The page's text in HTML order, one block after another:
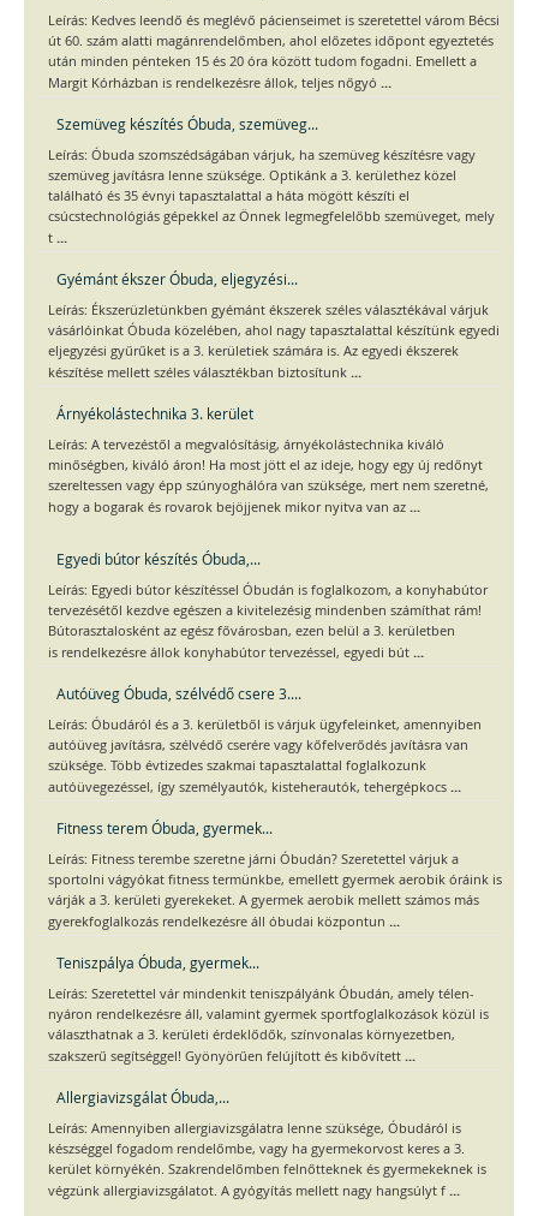
Leírás: Kedves leendő és meglévő pácienseimet is szeretettel várom Bécsi
út 60. szám alatti magánrendelőmben, ahol előzetes időpont egyeztetés
után minden pénteken 15 és 20 óra között tudom fogadni. Emellett a
Margit Kórházban is rendelkezésre állok, teljes nőgyó ...
Szemüveg készítés Óbuda, szemüveg...
Leírás: Óbuda szomszédságában várjuk, ha szemüveg készítésre vagy
szemüveg javításra lenne szüksége. Optikánk a 3. kerülethez közel
található és 35 évnyi tapasztalattal a háta mögött készíti el
csúcstechnológiás gépekkel az Önnek legmegfelelőbb szemüveget, mely
t ...
Gyémánt ékszer Óbuda, eljegyzési...
Leírás: Ékszerüzletünkben gyémánt ékszerek széles választékával várjuk
vásárlóinkat Óbuda közelében, ahol nagy tapasztalattal készítünk egyedi
eljegyzési gyűrűket is a 3. kerületiek számára is. Az egyedi ékszerek
készítése mellett széles választékban biztosítunk ...
Árnyékolástechnika 3. kerület
Leírás: A tervezéstől a megvalósításig, árnyékolástechnika kiváló
minőségben, kiváló áron! Ha most jött el az ideje, hogy egy új redőnyt
szereltessen vagy épp szúnyoghálóra van szüksége, mert nem szeretné,
hogy a bogarak és rovarok bejöjjenek mikor nyitva van az ...
Egyedi bútor készítés Óbuda,...
Leírás: Egyedi bútor készítéssel Óbudán is foglalkozom, a konyhabútor
tervezésétől kezdve egészen a kivitelezésig mindenben számíthat rám!
Bútorasztalosként az egész fővárosban, ezen belül a 3. kerületben
is rendelkezésre állok konyhabútor tervezéssel, egyedi bút ...
Autóüveg Óbuda, szélvédő csere 3....
Leírás: Óbudáról és a 3. kerületből is várjuk ügyfeleinket, amennyiben
autóüveg javításra, szélvédő cserére vagy kőfelverődés javításra van
szüksége. Több évtizedes szakmai tapasztalattal foglalkozunk
autóüvegezéssel, így személyautók, kisteherautók, tehergépkocs ...
Fitness terem Óbuda, gyermek...
Leírás: Fitness terembe szeretne járni Óbudán? Szeretettel várjuk a
sportolni vágyókat fitness termünkbe, emellett gyermek aerobik óráink is
várják a 3. kerületi gyerekeket. A gyermek aerobik mellett számos más
gyerekfoglalkozás rendelkezésre áll óbudai központun ...
Teniszpálya Óbuda, gyermek...
Leírás: Szeretettel vár mindenkit teniszpályánk Óbudán, amely télen-
nyáron rendelkezésre áll, valamint gyermek sportfoglalkozások közül is
választhatnak a 3. kerületi érdeklődők, színvonalas környezetben,
szakszerű segítséggel! Gyönyörűen felújított és kibővített ...
Allergiavizsgálat Óbuda,...
Leírás: Amennyiben allergiavizsgálatra lenne szüksége, Óbudáról is
készséggel fogadom rendelőmbe, vagy ha gyermekorvost keres a 3.
kerület környékén. Szakrendelőmben felnőtteknek és gyermekeknek is
végzünk allergiavizsgálatot. A gyógyítás mellett nagy hangsúlyt f ...